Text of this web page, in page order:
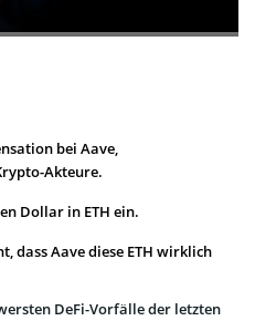
bei Aave,
Akteure.
Dollar in ETH ein.
dass Aave diese ETH wirklich
DeFi-Vorfälle der letzten